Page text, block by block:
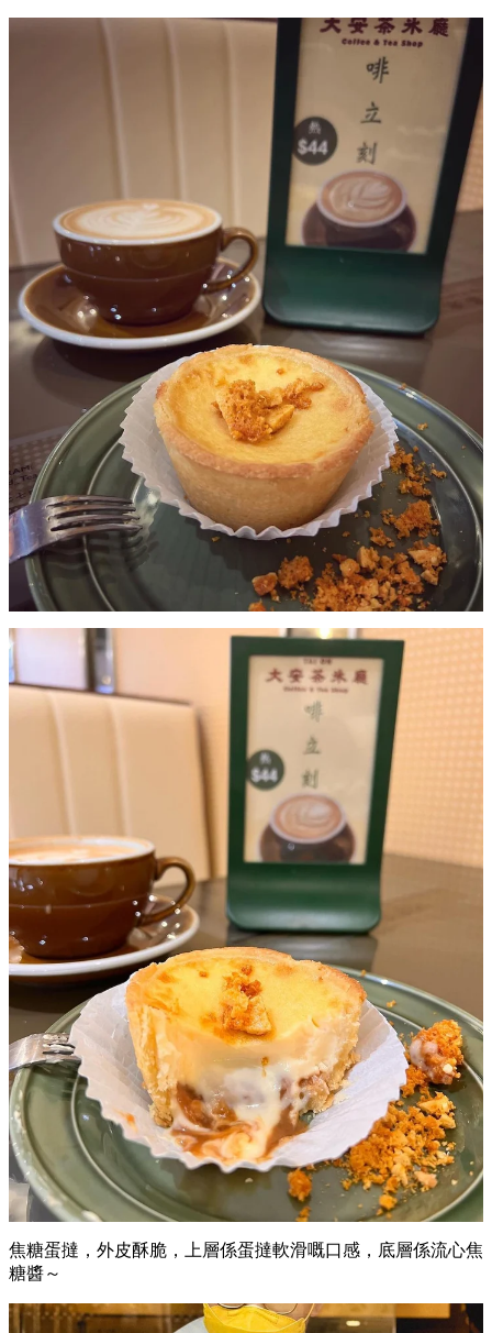
焦糖蛋撻，外皮酥脆，上層係蛋撻軟滑嘅口感，底層係流心焦
糖醬～